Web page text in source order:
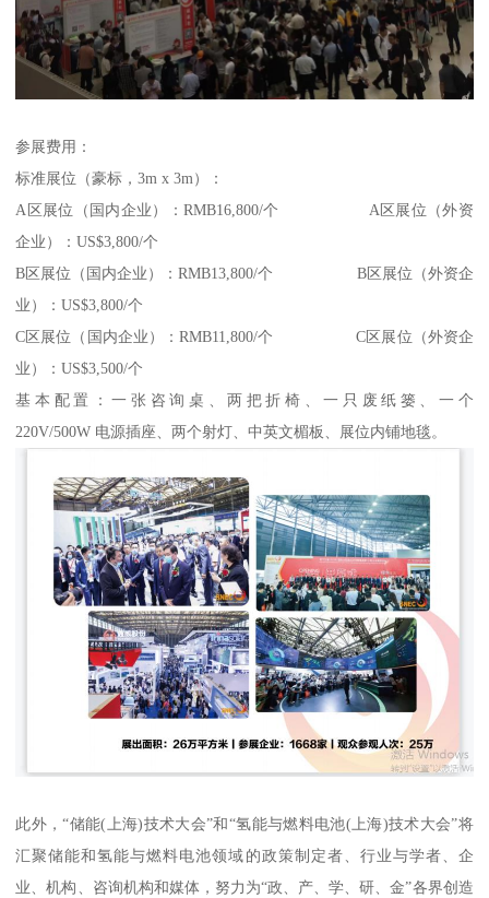
参展费用：
标准展位（豪标，3m x 3m）：
A区展位（国内企业）：RMB16,800/个 A区展位（外资
企业）：US$3,800/个
B区展位（国内企业）：RMB13,800/个 B区展位（外资企
业）：US$3,800/个
C区展位（国内企业）：RMB11,800/个 C区展位（外资企
业）：US$3,500/个
基本配置：一张咨询桌、两把折椅、一只废纸篓、一个
220V/500W 电源插座、两个射灯、中英文楣板、展位内铺地毯。
此外，“储能(上海)技术大会”和“氢能与燃料电池(上海)技术大会”将
汇聚储能和氢能与燃料电池领域的政策制定者、行业与学者、企
业、机构、咨询机构和媒体，努力为“政、产、学、研、金”各界创造